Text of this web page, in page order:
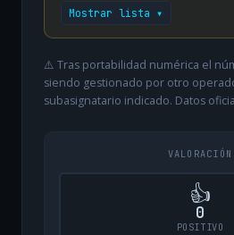
Mostrar lista ▾
⚠️ Tras portabilidad numérica el
siendo gestionado por otro
subasignatario indicado. Datos
VALORACIÓN
👍
0
POSITIVO